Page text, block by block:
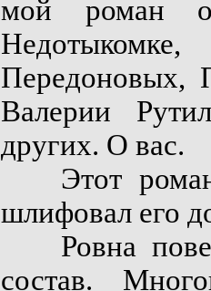
мой роман
Передоновых,
Валерии
других. О вас.
Этот роман
шлифовал его
Ровна
состав.